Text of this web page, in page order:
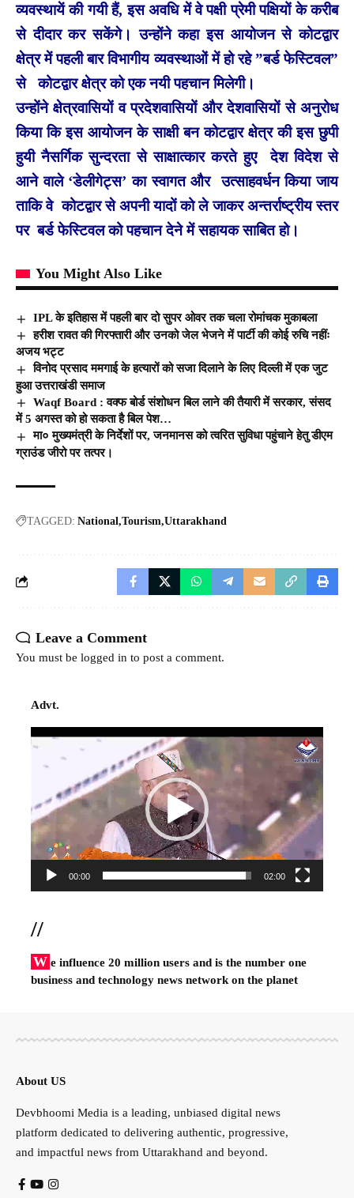
व्यवस्थायें की गयी हैं, इस अवधि में वे पक्षी प्रेमी पक्षियों के करीब
से दीदार कर सकेंगे। उन्होंने कहा इस आयोजन से कोटद्वार
क्षेत्र में पहली बार विभागीय व्यवस्थाओं में हो रहे ”बर्ड फेस्टिवल”
से कोटद्वार क्षेत्र को एक नयी पहचान मिलेगी।
उन्होंने क्षेत्रवासियों व प्रदेशवासियों और देशवासियों से अनुरोध
किया कि इस आयोजन के साक्षी बन कोटद्वार क्षेत्र की इस छुपी
हुयी नैसर्गिक सुन्दरता से साक्षात्कार करते हुए देश विदेश से
आने वाले ‘डेलीगेट्स’ का स्वागत और उत्साहवर्धन किया जाय
ताकि वे कोटद्वार से अपनी यादों को ले जाकर अन्तर्राष्ट्रीय स्तर
पर बर्ड फेस्टिवल को पहचान देने में सहायक साबित हो।
You Might Also Like
IPL के इतिहास में पहली बार दो सुपर ओवर तक चला रोमांचक मुकाबला
हरीश रावत की गिरफ्तारी और उनको जेल भेजने में पार्टी की कोई रुचि नहींः
अजय भट्ट
विनोद प्रसाद ममगाई के हत्यारों को सजा दिलाने के लिए दिल्ली में एक जुट
हुआ उत्तराखंडी समाज
Waqf Board : वक्फ बोर्ड संशोधन बिल लाने की तैयारी में सरकार, संसद
में 5 अगस्त को हो सकता है बिल पेश…
मा० मुख्यमंत्री के निर्देशों पर, जनमानस को त्वरित सुविधा पहुंचाने हेतु डीएम
ग्राउंड जीरो पर तत्पर।
TAGGED: National Tourism Uttarakhand
Leave a Comment
You must be logged in to post a comment.
Advt.
Video
00:00 02:00
//
W e influence 20 million users and is the number one
business and technology news network on the planet
About US
Devbhoomi Media is a leading, unbiased digital news
platform dedicated to delivering authentic, progressive,
and impactful news from Uttarakhand and beyond.